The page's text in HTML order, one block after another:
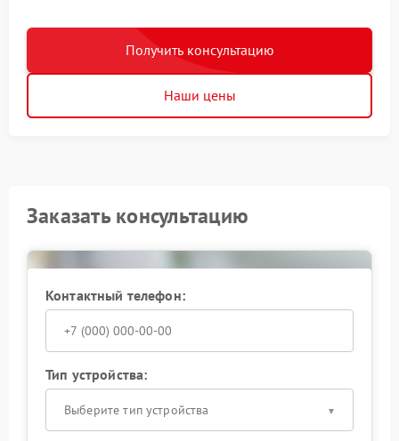
Получить консультацию
Наши цены
Заказать консультацию
Контактный телефон:
Тип устройства:
Выберите тип устройства